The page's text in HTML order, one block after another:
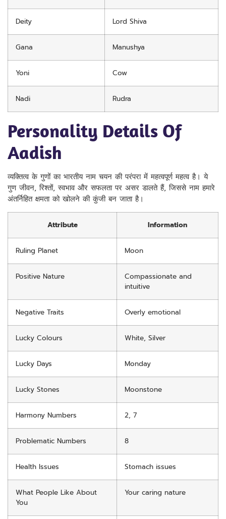
Deity Lord Shiva
Gana Manushya
Yoni Cow
Nadi Rudra
Personality Details Of
Aadish
व्यक्तित्व के गुणों का भारतीय नाम चयन की परंपरा में महत्वपूर्ण महत्व है। ये
गुण जीवन, रिश्तों, स्वभाव और सफलता पर असर डालते हैं, जिससे नाम हमारे
अंतर्निहित क्षमता को खोलने की कुंजी बन जाता है।
Attribute Information
Ruling Planet Moon
Positive Nature
Compassionate and
intuitive
Negative Traits Overly emotional
Lucky Colours White, Silver
Lucky Days Monday
Lucky Stones Moonstone
Harmony Numbers 2, 7
Problematic Numbers 8
Health Issues Stomach issues
What People Like About
You
Your caring nature